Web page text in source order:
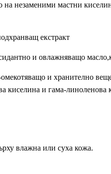
на незаменими мастни
екстракт
и овлажняващо
и хранително
киселина и гама-линоленова
влажна или суха кожа.